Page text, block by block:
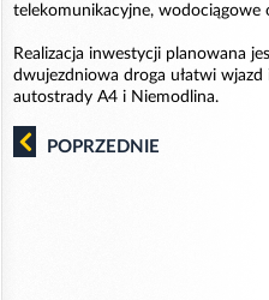
telekomunikacyjne, wodociągowe
Realizacja inwestycji planowana
dwujezdniowa droga ułatwi
autostrady A4 i Niemodlina.
POPRZEDNIE